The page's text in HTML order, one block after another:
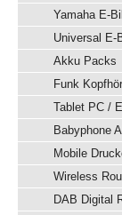
Yamaha E-
Universal E-
Akku Packs
Funk
Tablet PC /
Babyphone
Mobile
Wireless
DAB Digital